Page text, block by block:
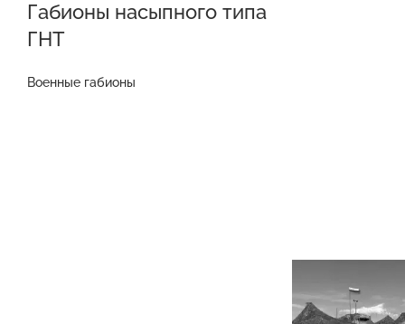
Габионы насыпного типа
ГНТ
Военные габионы